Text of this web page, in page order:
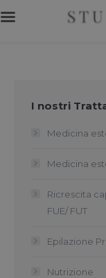
I nostri
Medicina
Medicina
Ricrescita
FUE/ FUT
Epilazione
Nutrizione